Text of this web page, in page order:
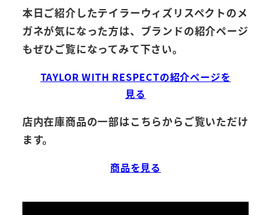
本日ご紹介したテイラーウィズリスペクトのメ
ガネが気になった方は、ブランドの紹介ページ
もぜひご覧になってみて下さい。
TAYLOR WITH RESPECTの紹介ページを
見る
店内在庫商品の一部はこちらからご覧いただけ
ます。
商品を見る